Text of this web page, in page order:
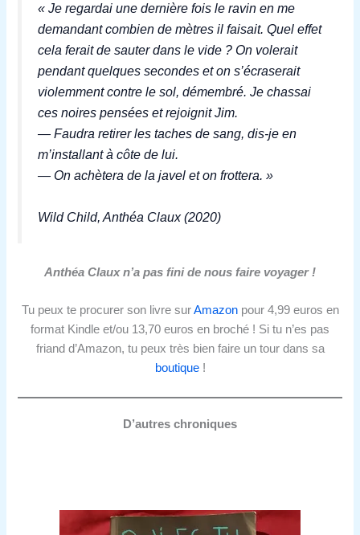
« Je regardai une dernière fois le ravin en me
demandant combien de mètres il faisait. Quel effet
cela ferait de sauter dans le vide ? On volerait
pendant quelques secondes et on s’écraserait
violemment contre le sol, démembré. Je chassai
ces noires pensées et rejoignit Jim.
— Faudra retirer les taches de sang, dis-je en
m’installant à côte de lui.
— On achètera de la javel et on frottera. »
Wild Child, Anthéa Claux (2020)
Anthéa Claux n’a pas fini de nous faire voyager !
Tu peux te procurer son livre surAmazonpour 4,99 euros en
format Kindle et/ou 13,70 euros en broché ! Si tu n’es pas
friand d’Amazon, tu peux très bien faire un tour dans sa
boutique!
D’autres chroniques